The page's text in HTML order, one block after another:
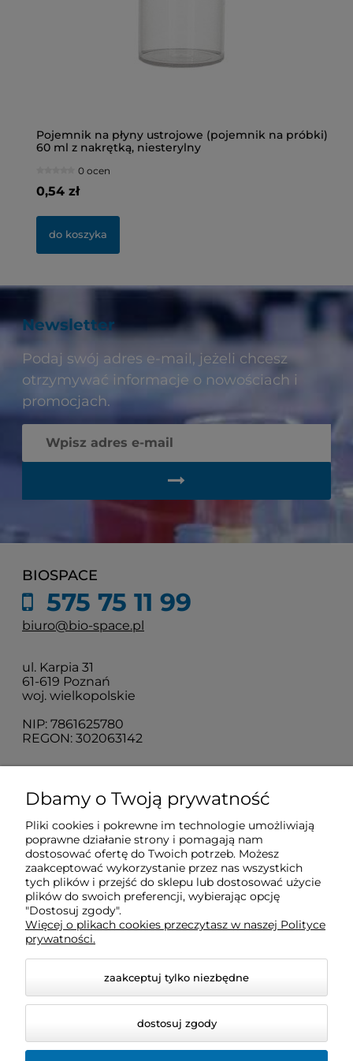
Pojemnik na płyny ustrojowe (pojemnik na próbki)
60 ml z nakrętką, niesterylny
0 ocen
0,54 zł
do koszyka
Newsletter
Podaj swój adres e-mail, jeżeli chcesz
otrzymywać informacje o nowościach i
promocjach.
BIOSPACE
575 75 11 99
biuro@bio-space.pl
ul. Karpia 31
61-619 Poznań
woj. wielkopolskie
NIP: 7861625780
REGON: 302063142
O nas
Obsługa klienta
Pomoc
Moje konto
Dbamy o Twoją prywatność
Pliki cookies i pokrewne im technologie umożliwiają
poprawne działanie strony i pomagają nam
dostosować ofertę do Twoich potrzeb. Możesz
zaakceptować wykorzystanie przez nas wszystkich
tych plików i przejść do sklepu lub dostosować użycie
plików do swoich preferencji, wybierając opcję
"Dostosuj zgody".
Więcej o plikach cookies przeczytasz w naszej Polityce
prywatności.
zaakceptuj tylko niezbędne
dostosuj zgody